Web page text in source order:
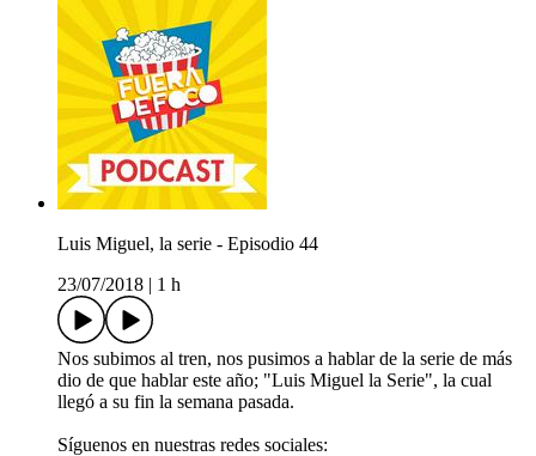
Luis Miguel, la serie - Episodio 44
23/07/2018 | 1 h
Nos subimos al tren, nos pusimos a hablar de la serie de más
dio de que hablar este año; "Luis Miguel la Serie", la cual
llegó a su fin la semana pasada.
Síguenos en nuestras redes sociales: